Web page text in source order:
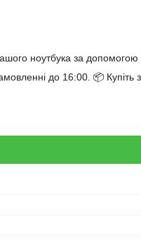
ноутбука за
до 16:00. 📦 Купіть